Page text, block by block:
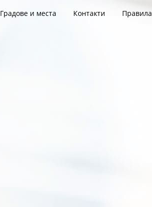
Градове и места Контакти Правила